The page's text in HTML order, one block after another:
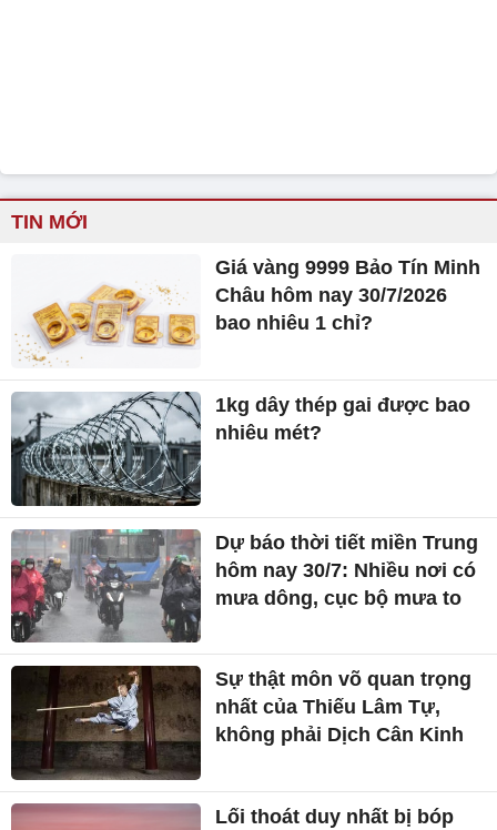
TIN MỚI
Giá vàng 9999 Bảo Tín Minh
Châu hôm nay 30/7/2026
bao nhiêu 1 chỉ?
1kg dây thép gai được bao
nhiêu mét?
Dự báo thời tiết miền Trung
hôm nay 30/7: Nhiều nơi có
mưa dông, cục bộ mưa to
Sự thật môn võ quan trọng
nhất của Thiếu Lâm Tự,
không phải Dịch Cân Kinh
Lối thoát duy nhất bị bóp